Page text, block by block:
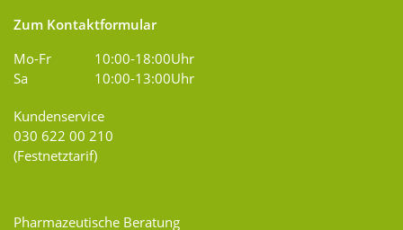
Zum Kontaktformular
Mo-Fr
10:00-18:00Uhr
Sa
10:00-13:00Uhr
Kundenservice
030 622 00 210
(Festnetztarif)
Pharmazeutische Beratung